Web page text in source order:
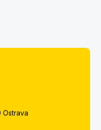
Ostrava